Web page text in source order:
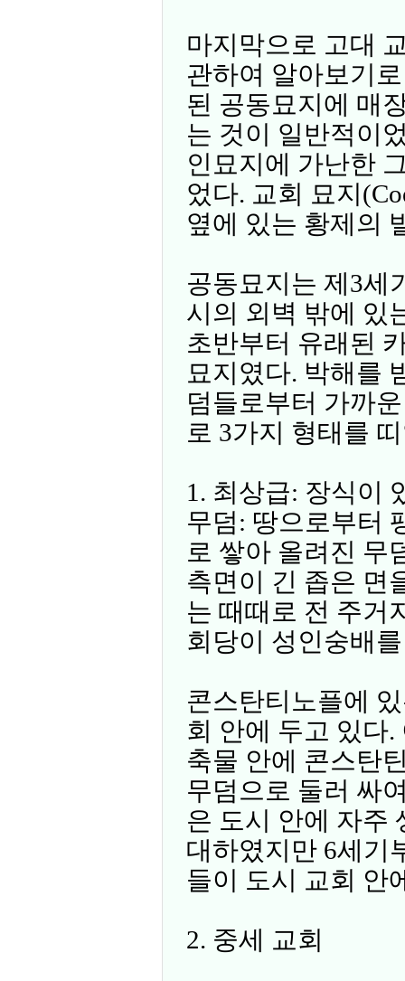
마지막으로 고대
관하여 알아보기
된 공동묘지에 매
는 것이 일반적이
인묘지에 가난한
었다. 교회 묘지
옆에 있는 황제의
공동묘지는 제3세
시의 외벽 밖에 있
초반부터 유래된
묘지였다. 박해를
덤들로부터 가까
로 3가지 형태를
1. 최상급: 장식이
무덤: 땅으로부터
로 쌓아 올려진 무
측면이 긴 좁은 면
는 때때로 전 주거
회당이 성인숭배
콘스탄티노플에
회 안에 두고 있다
축물 안에 콘스탄
무덤으로 둘러 싸
은 도시 안에 자주
대하였지만 6세기
들이 도시 교회 안
2. 중세 교회